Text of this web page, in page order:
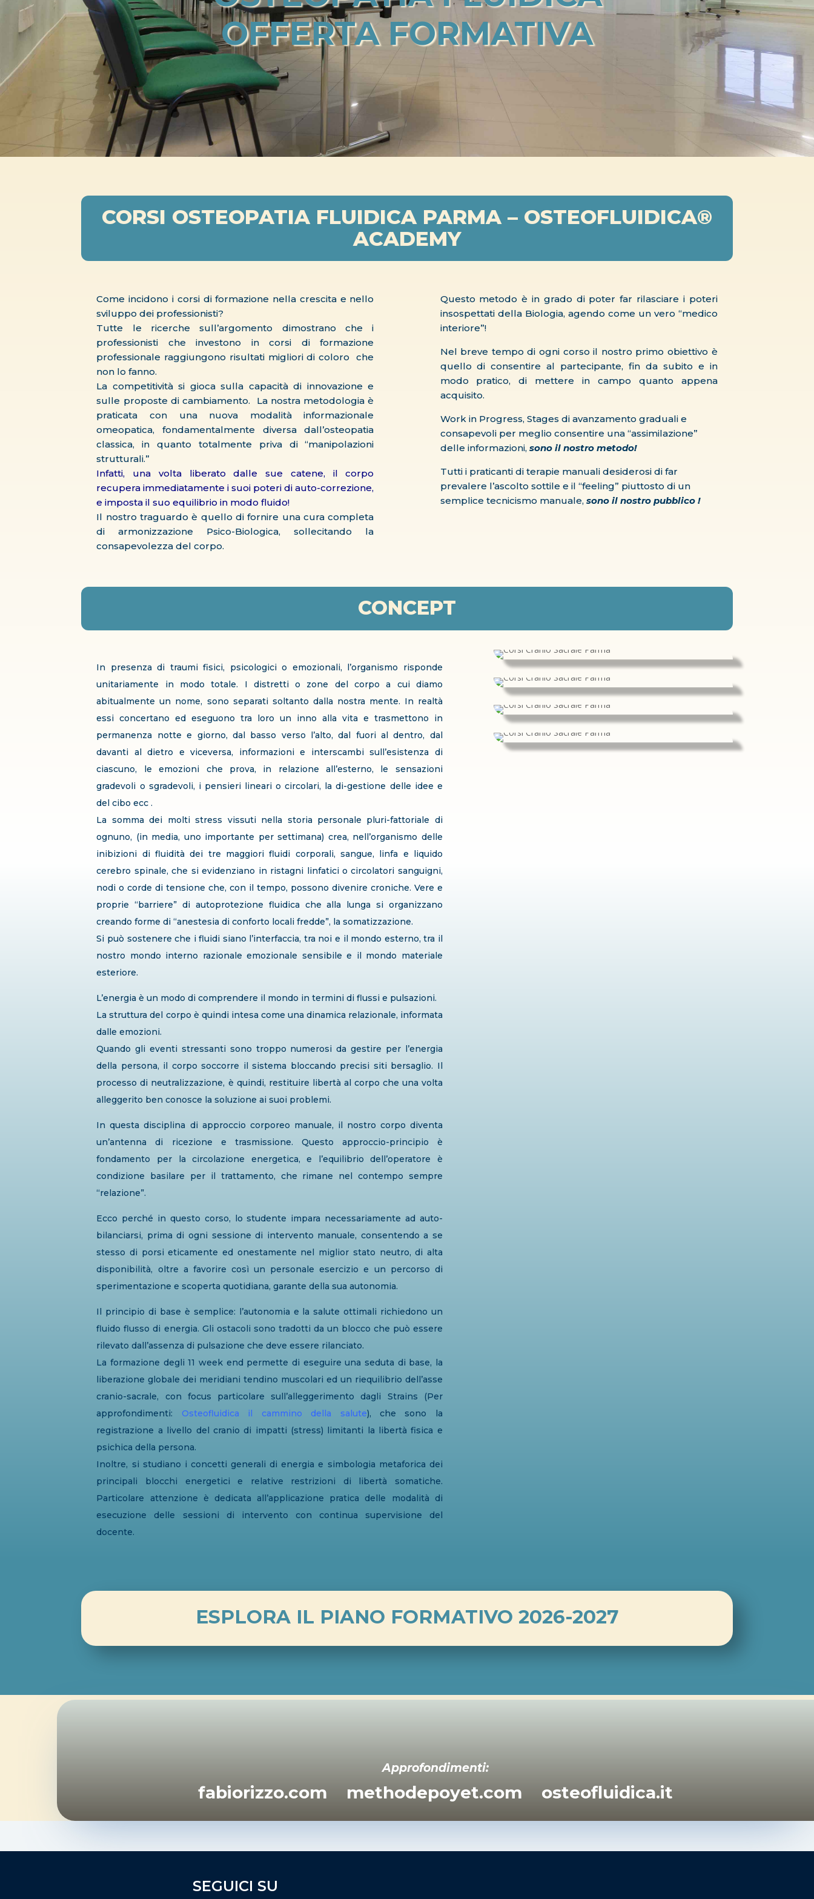
OFFERTA FORMATIVA
CORSI OSTEOPATIA FLUIDICA PARMA – OSTEOFLUIDICA®
ACADEMY
Come incidono i corsi di formazione nella crescita e nello
sviluppo dei professionisti?
Tutte le ricerche sull’argomento dimostrano che i
professionisti che investono in corsi di formazione
professionale raggiungono risultati migliori di coloro che
non lo fanno.
La competitività si gioca sulla capacità di innovazione e
sulle proposte di cambiamento. La nostra metodologia è
praticata con una nuova modalità informazionale
omeopatica, fondamentalmente diversa dall’osteopatia
classica, in quanto totalmente priva di “manipolazioni
strutturali.”
Infatti, una volta liberato dalle sue catene, il corpo
recupera immediatamente i suoi poteri di auto-correzione,
e imposta il suo equilibrio in modo fluido!
Il nostro traguardo è quello di fornire una cura completa
di armonizzazione Psico-Biologica, sollecitando la
consapevolezza del corpo.
Questo metodo è in grado di poter far rilasciare i poteri
insospettati della Biologia, agendo come un vero “medico
interiore”!
Nel breve tempo di ogni corso il nostro primo obiettivo è
quello di consentire al partecipante, fin da subito e in
modo pratico, di mettere in campo quanto appena
acquisito.
Work in Progress, Stages di avanzamento graduali e
consapevoli per meglio consentire una “assimilazione”
delle informazioni, sono il nostro metodo!
Tutti i praticanti di terapie manuali desiderosi di far
prevalere l’ascolto sottile e il “feeling” piuttosto di un
semplice tecnicismo manuale, sono il nostro pubblico !
CONCEPT
In presenza di traumi fisici, psicologici o emozionali, l’organismo risponde
unitariamente in modo totale. I distretti o zone del corpo a cui diamo
abitualmente un nome, sono separati soltanto dalla nostra mente. In realtà
essi concertano ed eseguono tra loro un inno alla vita e trasmettono in
permanenza notte e giorno, dal basso verso l’alto, dal fuori al dentro, dal
davanti al dietro e viceversa, informazioni e interscambi sull’esistenza di
ciascuno, le emozioni che prova, in relazione all’esterno, le sensazioni
gradevoli o sgradevoli, i pensieri lineari o circolari, la di-gestione delle idee e
del cibo ecc .
La somma dei molti stress vissuti nella storia personale pluri-fattoriale di
ognuno, (in media, uno importante per settimana) crea, nell’organismo delle
inibizioni di fluidità dei tre maggiori fluidi corporali, sangue, linfa e liquido
cerebro spinale, che si evidenziano in ristagni linfatici o circolatori sanguigni,
nodi o corde di tensione che, con il tempo, possono divenire croniche. Vere e
proprie “barriere” di autoprotezione fluidica che alla lunga si organizzano
creando forme di “anestesia di conforto locali fredde”, la somatizzazione.
Si può sostenere che i fluidi siano l’interfaccia, tra noi e il mondo esterno, tra il
nostro mondo interno razionale emozionale sensibile e il mondo materiale
esteriore.
L’energia è un modo di comprendere il mondo in termini di flussi e pulsazioni.
La struttura del corpo è quindi intesa come una dinamica relazionale, informata
dalle emozioni.
Quando gli eventi stressanti sono troppo numerosi da gestire per l’energia
della persona, il corpo soccorre il sistema bloccando precisi siti bersaglio. Il
processo di neutralizzazione, è quindi, restituire libertà al corpo che una volta
alleggerito ben conosce la soluzione ai suoi problemi.
In questa disciplina di approccio corporeo manuale, il nostro corpo diventa
un’antenna di ricezione e trasmissione. Questo approccio-principio è
fondamento per la circolazione energetica, e l’equilibrio dell’operatore è
condizione basilare per il trattamento, che rimane nel contempo sempre
“relazione”.
Ecco perché in questo corso, lo studente impara necessariamente ad auto-
bilanciarsi, prima di ogni sessione di intervento manuale, consentendo a se
stesso di porsi eticamente ed onestamente nel miglior stato neutro, di alta
disponibilità, oltre a favorire così un personale esercizio e un percorso di
sperimentazione e scoperta quotidiana, garante della sua autonomia.
Il principio di base è semplice: l’autonomia e la salute ottimali richiedono un
fluido flusso di energia. Gli ostacoli sono tradotti da un blocco che può essere
rilevato dall’assenza di pulsazione che deve essere rilanciato.
La formazione degli 11 week end permette di eseguire una seduta di base, la
liberazione globale dei meridiani tendino muscolari ed un riequilibrio dell’asse
cranio-sacrale, con focus particolare sull’alleggerimento dagli Strains (Per
approfondimenti: Osteofluidica il cammino della salute), che sono la
registrazione a livello del cranio di impatti (stress) limitanti la libertà fisica e
psichica della persona.
Inoltre, si studiano i concetti generali di energia e simbologia metaforica dei
principali blocchi energetici e relative restrizioni di libertà somatiche.
Particolare attenzione è dedicata all’applicazione pratica delle modalità di
esecuzione delle sessioni di intervento con continua supervisione del
docente.
ESPLORA IL PIANO FORMATIVO 2026-2027
Approfondimenti:
fabiorizzo.com methodepoyet.com osteofluidica.it
SEGUICI SU